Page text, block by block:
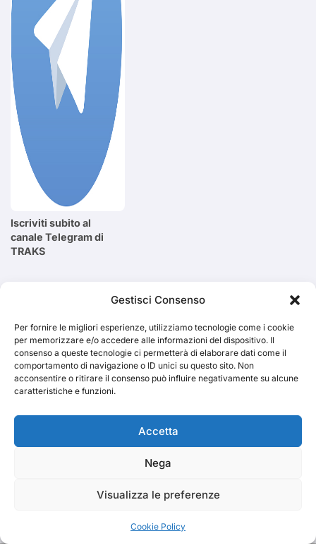
Gestisci Consenso
Per fornire le migliori esperienze, utilizziamo tecnologie come i cookie
per memorizzare e/o accedere alle informazioni del dispositivo. Il
consenso a queste tecnologie ci permetterà di elaborare dati come il
comportamento di navigazione o ID unici su questo sito. Non
acconsentire o ritirare il consenso può influire negativamente su alcune
caratteristiche e funzioni.
Accetta
Nega
Visualizza le preferenze
Cookie Policy
Iscriviti subito al
canale Telegram di
TRAKS
Cerca
TRAKS
Dal 2014 musica indipendente ed emergente